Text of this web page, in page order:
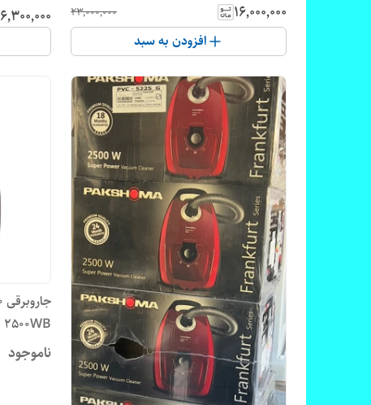
HEPA، وزن 8.5 کیلوگرم، دارای دو عدد
سری مجزا، پاکت جاروبرقی، کنترل روی
دسته، موتور با قدرت 2500 وات، میزان صدا
75 دسی‌بل، طول کابل برق 6 متر، گنجایش
مخزن 8 لیتر، دارای کیسه دائمی و کاغذی
Pars Khazar KOMPRESSOR VC-
2500W Vacuum Cleaner
۱۶٬۰۰۰٬۰۰۰ ۲۳٬۰۰۰٬۰۰۰
افزودن به سبد
۶٬۳۰۰٬۰۰۰
2500WB
ناموجود